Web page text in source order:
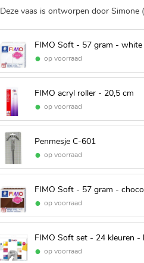
Deze vaas is ontworpen door Simone (
FIMO Soft - 57 gram - white
op voorraad
FIMO acryl roller - 20,5 cm
op voorraad
Penmesje C-601
op voorraad
FIMO Soft - 57 gram - choco
op voorraad
FIMO Soft set - 24 kleuren -
op voorraad